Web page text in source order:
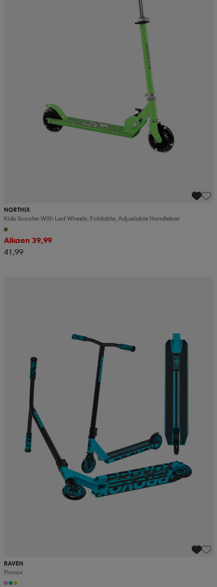
NORTHIX
Kids Scooter With Led Wheels, Foldable, Adjustable Handlebar
Alkaen 39,99
41,99
RAVEN
Provox